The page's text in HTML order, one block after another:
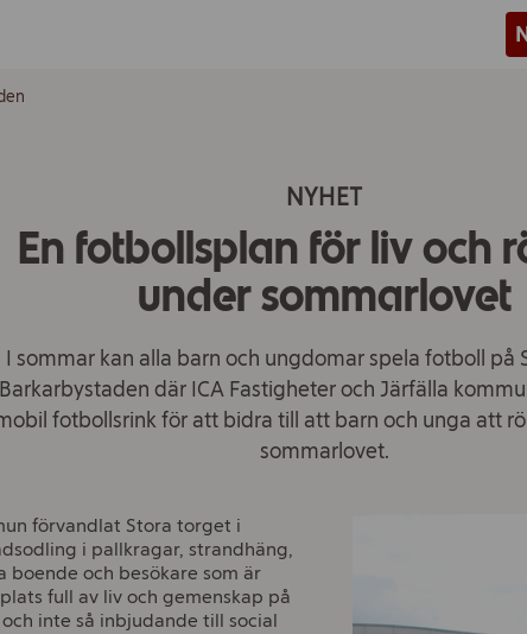
NYHET
En fotbollsplan för liv och
under sommarlovet
I sommar kan alla barn och ungdomar spela fotboll på
Barkarbystaden där ICA Fastigheter och Järfälla
fotbollsrink för att bidra till att barn och unga att
sommarlovet.
förvandlat Stora torget i
i pallkragar, strandhäng,
och besökare som är
full av liv och gemenskap på
inte så inbjudande till social